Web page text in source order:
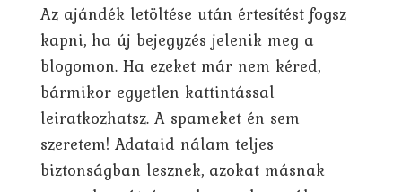
Az ajándék letöltése után értesítést fogsz
kapni, ha új bejegyzés jelenik meg a
blogomon. Ha ezeket már nem kéred,
bármikor egyetlen kattintással
leiratkozhatsz. A spameket én sem
szeretem! Adataid nálam teljes
biztonságban lesznek, azokat másnak